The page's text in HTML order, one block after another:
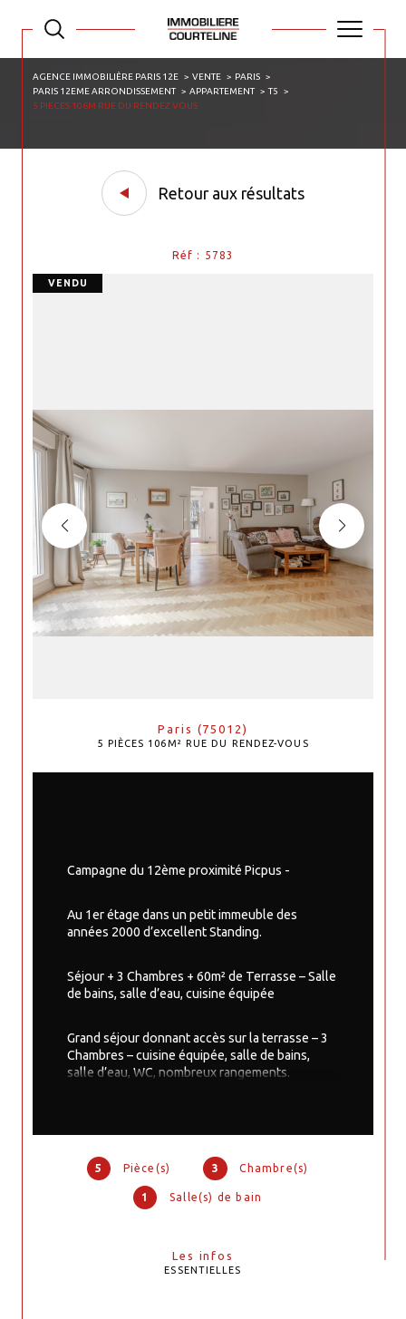
AGENCE IMMOBILIÈRE PARIS 12E VENTE
PARIS
PARIS 12EME ARRONDISSEMENT
APPARTEMENT
T5
5 PIECES 106M RUE DU RENDEZ VOUS
Retour aux résultats
Réf : 5783
VENDU
Paris (75012)
5 PIÈCES 106M² RUE DU RENDEZ-VOUS
5 Pièce(s) 3 Chambre(s)
1 Salle(s) de bain
Les infos
ESSENTIELLES
Campagne du 12ème proximité Picpus -
Au 1er étage dans un petit immeuble des
années 2000 d’excellent Standing.
Séjour + 3 Chambres + 60m² de Terrasse – Salle
de bains, salle d’eau, cuisine équipée
Grand séjour donnant accès sur la terrasse – 3
Chambres – cuisine équipée, salle de bains,
salle d’eau, WC, nombreux rangements.